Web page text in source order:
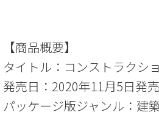
【商品概要】
タイトル：コンストラクシ
発売日：2020年11月5日発
パッケージ版ジャンル：建